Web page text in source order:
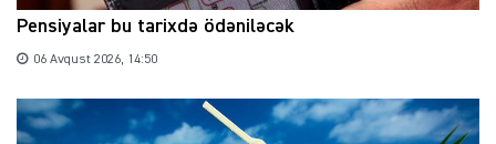
Pensiyalar bu tarixdə ödəniləcək
06 Avqust 2026, 14:50